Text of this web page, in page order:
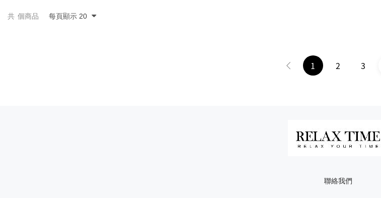
共 個商品 每頁顯示 20
1 2 3
聯絡我們